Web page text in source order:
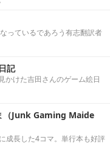
っているであろう有志翻訳者
記
かけた吉田さんのゲーム絵日
（Junk Gaming Maide
成長した4コマ。単行本も好評